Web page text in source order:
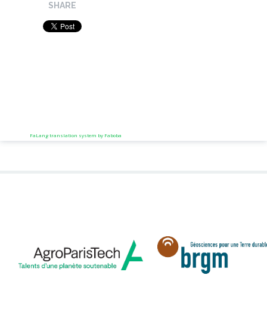
SHARE
FaLang translation system by Faboba